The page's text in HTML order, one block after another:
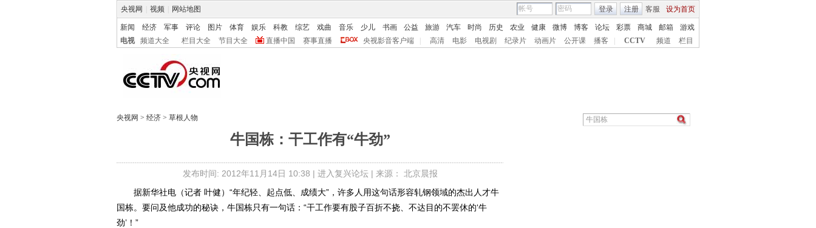
央视网 视频 网站地图 客服 设为首页
登录 注册
新闻 经济 军事 评论 图片 体育 娱乐 科教 综艺 戏曲 音乐 少儿 书画 公益 旅游 汽车 时尚 历史 农业 健康 微博 博客 论坛 彩票 商城 邮箱
游戏
电视
频道大全 栏目大全 节目大全 直播中国 赛事直播 央视影音客户端 高清 电影 电视剧 纪录片 动画片 公开课 播客 CCTV 频道 栏目
央视网 > 经济 > 草根人物
牛国栋：干工作有“牛劲”
发布时间: 2012年11月14日 10:38 | 进入复兴论坛| 来源： 北京晨报
据新华社电（记者 叶健）“年纪轻、起点低、成绩大”，许多人用这句话形容轧钢领域的杰出人才牛
国栋。要问及他成功的秘诀，牛国栋只有一句话：“干工作要有股子百折不挠、不达目的不罢休的‘牛
劲’！”